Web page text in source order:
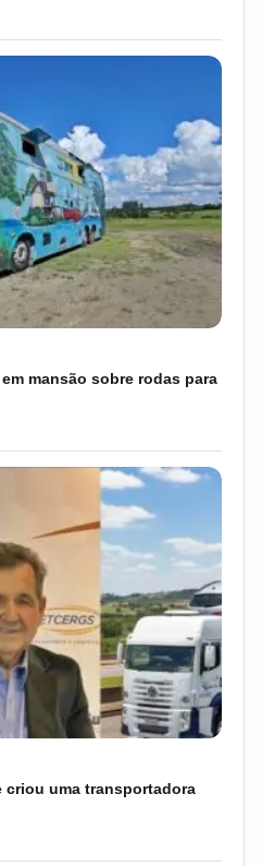
mansão sobre rodas para
criou uma transportadora